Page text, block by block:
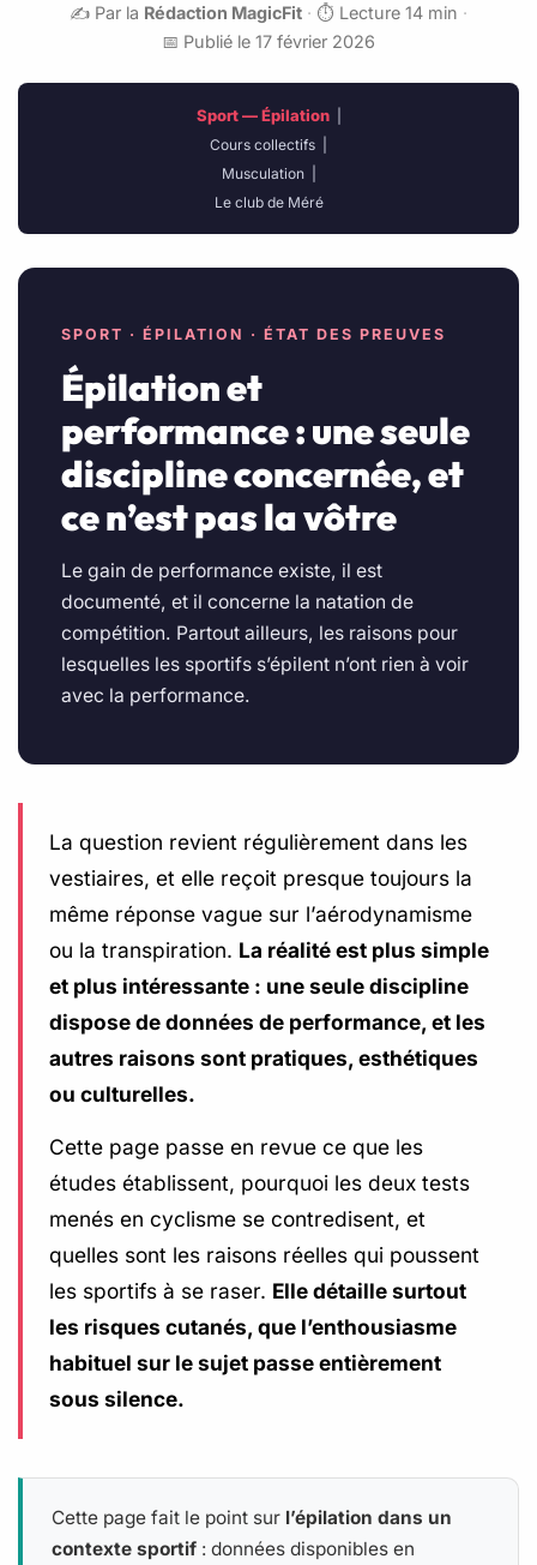
✍️ Par la Rédaction MagicFit · ⏱️ Lecture 14 min ·
📅 Publié le 17 février 2026
Sport — Épilation|
Cours collectifs
Musculation|
Le club de Méré
SPORT · ÉPILATION · ÉTAT DES PREUVES
Épilation et
performance : une seule
discipline concernée, et
ce n’est pas la vôtre
Le gain de performance existe, il est
documenté, et il concerne la natation de
compétition. Partout ailleurs, les raisons pour
lesquelles les sportifs s’épilent n’ont rien à voir
avec la performance.
La question revient régulièrement dans les
vestiaires, et elle reçoit presque toujours la
même réponse vague sur l’aérodynamisme
ou la transpiration. La réalité est plus simple
et plus intéressante : une seule discipline
dispose de données de performance, et les
autres raisons sont pratiques, esthétiques
ou culturelles.
Cette page passe en revue ce que les
études établissent, pourquoi les deux tests
menés en cyclisme se contredisent, et
quelles sont les raisons réelles qui poussent
les sportifs à se raser. Elle détaille surtout
les risques cutanés, que l’enthousiasme
habituel sur le sujet passe entièrement
sous silence.
Cette page fait le point sur l’épilation dans un
contexte sportif : données disponibles en